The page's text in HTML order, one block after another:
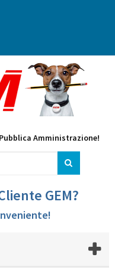
Amministrazione!
GEM?